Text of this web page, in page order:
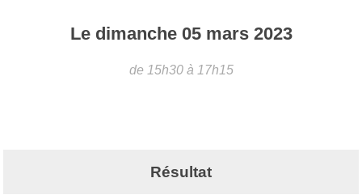
Le dimanche 05 mars 2023
de 15h30 à 17h15
Résultat